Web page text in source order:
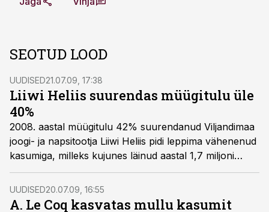
SEOTUD LOOD
UUDISED21.07.09, 17:38
Liiwi Heliis suurendas müügitulu üle
40%
2008. aastal müügitulu 42% suurendanud Viljandimaa
joogi- ja napsitootja Liiwi Heliis pidi leppima vähenenud
kasumiga, milleks kujunes läinud aastal 1,7 miljoni
krooni.
UUDISED20.07.09, 16:55
A. Le Coq kasvatas mullu kasumit